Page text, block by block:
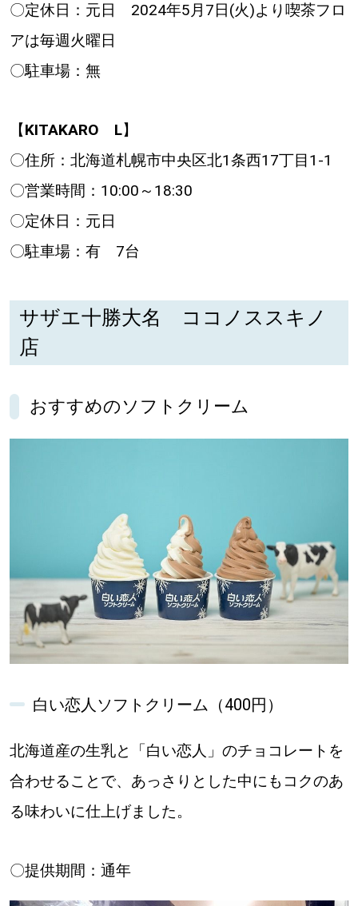
〇定休日：元日 2024年5月7日(火)より喫茶フロ
アは毎週火曜日
〇駐車場：無
【KITAKARO L】
〇住所：北海道札幌市中央区北1条西17丁目1-1
〇営業時間：10:00～18:30
〇定休日：元日
〇駐車場：有 7台
サザエ十勝大名 ココノススキノ
店
おすすめのソフトクリーム
白い恋人ソフトクリーム（400円）
北海道産の生乳と「白い恋人」のチョコレートを
合わせることで、あっさりとした中にもコクのあ
る味わいに仕上げました。
〇提供期間：通年